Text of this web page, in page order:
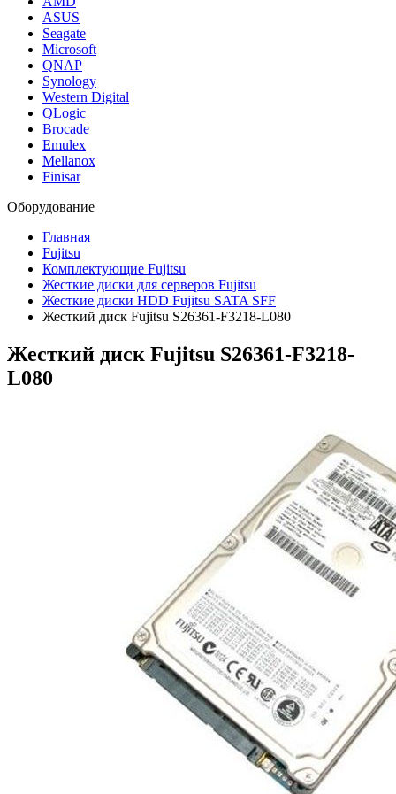
ASUS
Seagate
Microsoft
QNAP
Synology
Western Digital
QLogic
Brocade
Emulex
Mellanox
Finisar
Оборудование
Главная
Fujitsu
Комплектующие Fujitsu
Жесткие диски для серверов Fujitsu
Жесткие диски HDD Fujitsu SATA SFF
Жесткий диск Fujitsu S26361-F3218-L080
Жесткий диск Fujitsu S26361-F3218-
L080